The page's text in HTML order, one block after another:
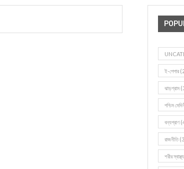
ই-পেপার
ঝাড়গ্রাম
পশ্চিম
বন্যপ্রাণ
রাজনীতি
শরীর স্বাস্থ্য